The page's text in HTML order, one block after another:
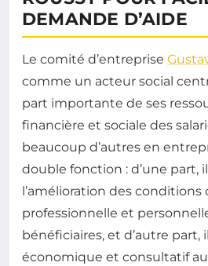
DEMANDE D’AIDE
Le comité d’entreprise
comme un acteur social
part importante de ses
financière et sociale des
beaucoup d’autres en
double fonction : d’une part,
l’amélioration des conditions
professionnelle et
bénéficiaires, et d’autre part,
économique et consultatif